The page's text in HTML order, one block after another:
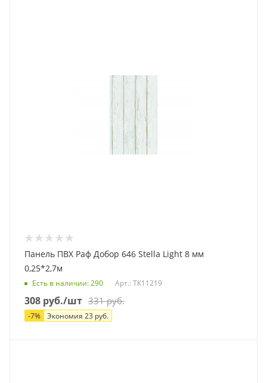
Панель ПВХ Раф Добор 646 Stella Light 8 мм
0,25*2,7м
Есть в наличии: 290 Арт.: ТК11219
308 руб./шт 331руб.
-7% Экономия 23 руб.